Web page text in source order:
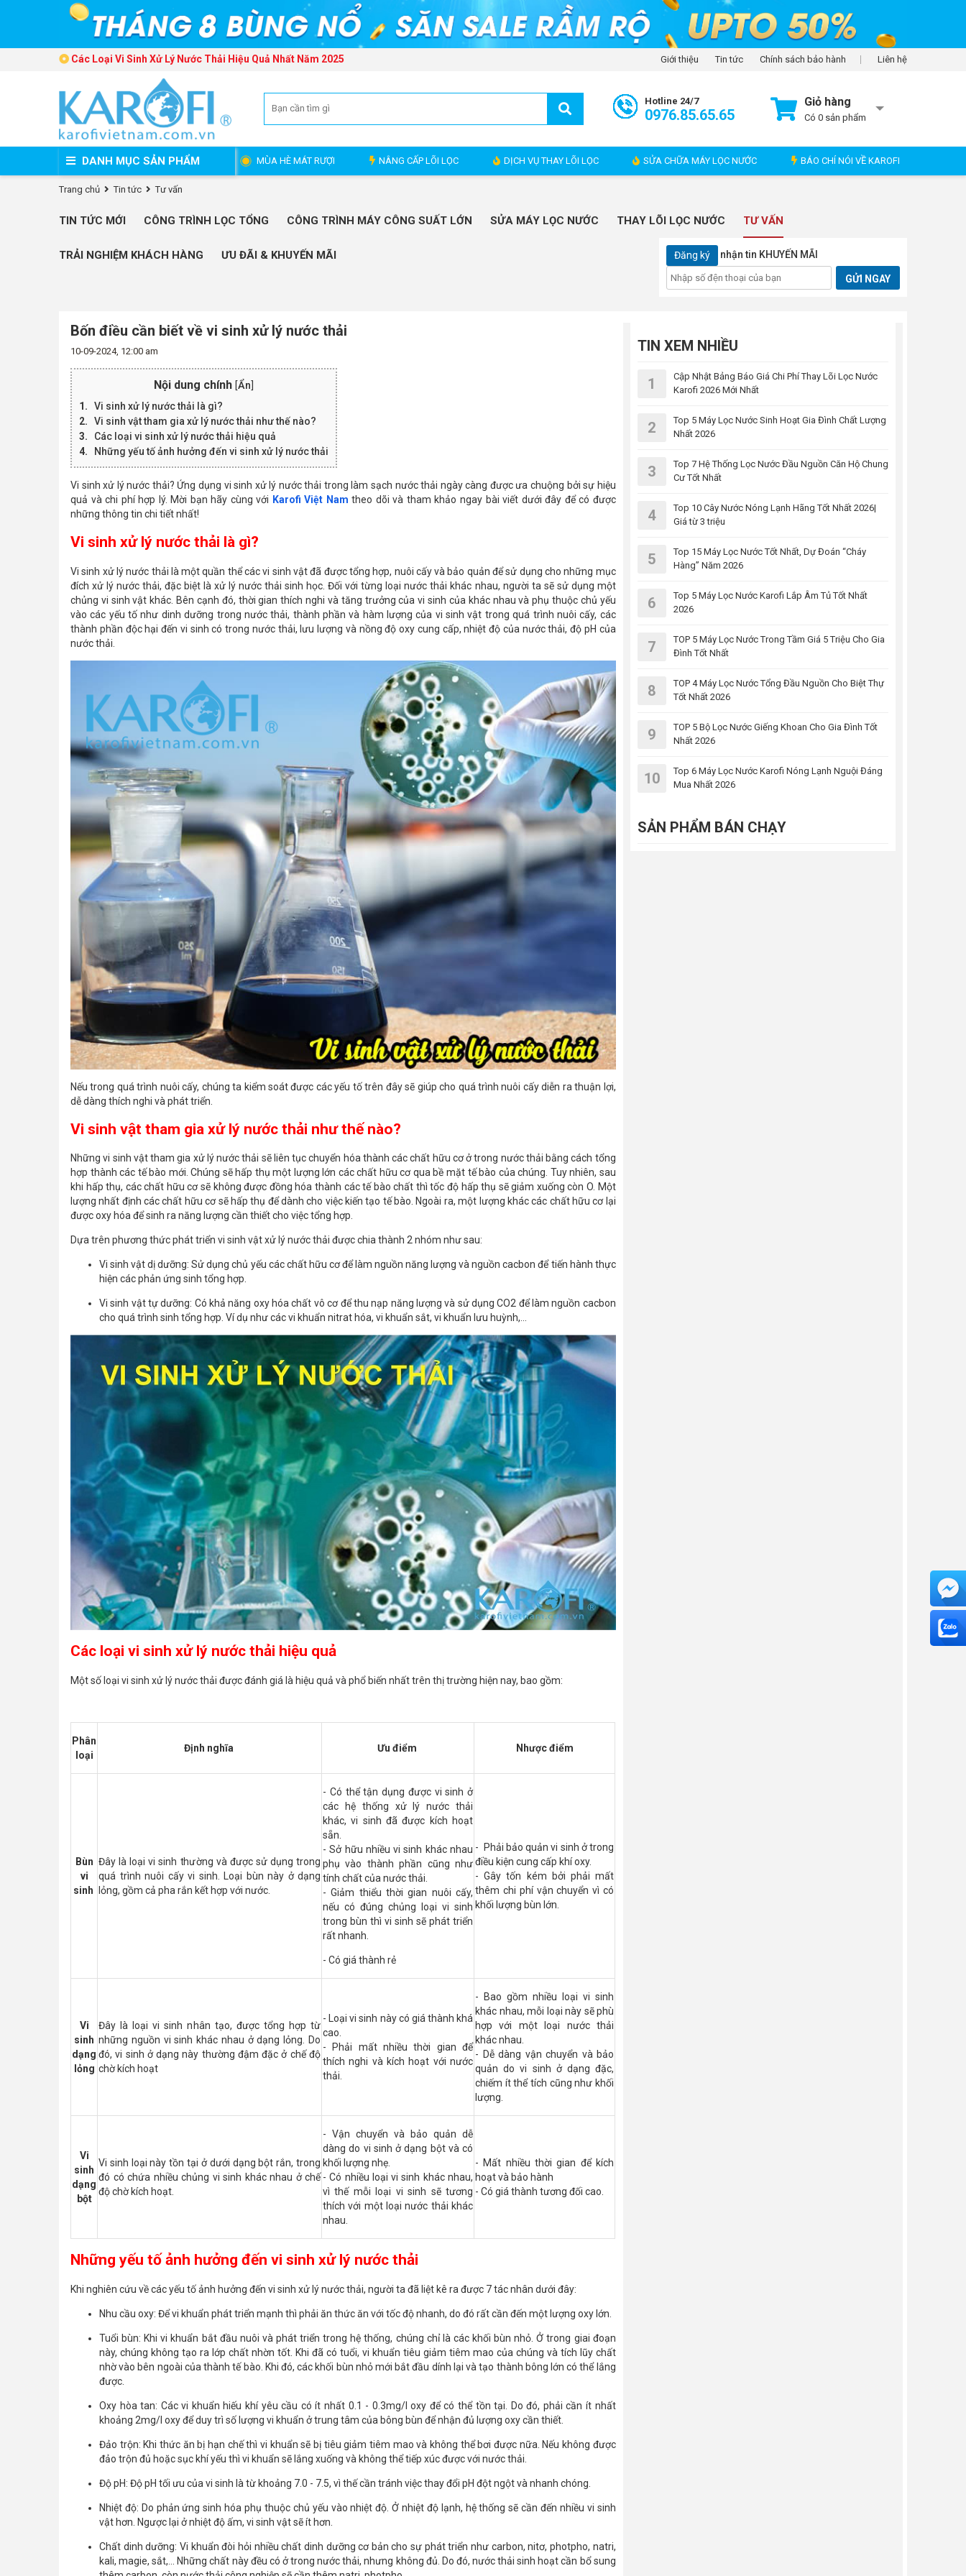
Giới thiệu Tin tức Chính sách bảo hành Liên hệ
Các Loại Vi Sinh Xử Lý Nước Thải Hiệu Quả Nhất Năm 2025
Hotline 24/7
0976.85.65.65
Giỏ hàng
Có 0 sản phẩm
DANH MỤC SẢN PHẨM MÙA HÈ MÁT RƯỢI NÂNG CẤP LÕI LỌC DỊCH VỤ THAY LÕI LỌC SỬA CHỮA MÁY LỌC NƯỚC BÁO CHÍ NÓI VỀ KAROFI
Trang chủ Tin tức Tư vấn
TIN TỨC MỚI CÔNG TRÌNH LỌC TỔNG CÔNG TRÌNH MÁY CÔNG SUẤT LỚN SỬA MÁY LỌC NƯỚC THAY LÕI LỌC NƯỚC TƯ VẤN
TRẢI NGHIỆM KHÁCH HÀNG ƯU ĐÃI & KHUYẾN MÃI Đăng ký nhận tin KHUYẾN MÃI
GỬI NGAY
Bốn điều cần biết về vi sinh xử lý nước thải
10-09-2024, 12:00 am
Nội dung chính [Ẩn
Vi sinh xử lý nước thải là gì?
Vi sinh vật tham gia xử lý nước thải như thế nào?
Các loại vi sinh xử lý nước thải hiệu quả
Những yếu tố ảnh hưởng đến vi sinh xử lý nước thải
Vi sinh xử lý nước thải? Ứng dụng vi sinh xử lý nước thải trong làm sạch nước thải ngày càng được ưa chuộng bởi sự hiệu
quả và chi phí hợp lý. Mời bạn hãy cùng với Karofi Việt Nam theo dõi và tham khảo ngay bài viết dưới đây để có được
những thông tin chi tiết nhất!
Vi sinh xử lý nước thải là gì?
Vi sinh xử lý nước thải là một quần thể các vi sinh vật đã được tổng hợp, nuôi cấy và bảo quản để sử dụng cho những mục
đích xử lý nước thải, đặc biệt là xử lý nước thải sinh học. Đối với từng loại nước thải khác nhau, người ta sẽ sử dụng một
chủng vi sinh vật khác. Bên cạnh đó, thời gian thích nghi và tăng trưởng của vi sinh của khác nhau và phụ thuộc chủ yếu
vào các yếu tố như dinh dưỡng trong nước thải, thành phần và hàm lượng của vi sinh vật trong quá trình nuôi cấy, các
thành phần độc hại đến vi sinh có trong nước thải, lưu lượng và nồng độ oxy cung cấp, nhiệt độ của nước thải, độ pH của
nước thải.
Nếu trong quá trình nuôi cấy, chúng ta kiểm soát được các yếu tố trên đây sẽ giúp cho quá trình nuôi cấy diễn ra thuận lợi,
dễ dàng thích nghi và phát triển.
Vi sinh vật tham gia xử lý nước thải như thế nào?
Những vi sinh vật tham gia xử lý nước thải sẽ liên tục chuyển hóa thành các chất hữu cơ ở trong nước thải bằng cách tổng
hợp thành các tế bào mới. Chúng sẽ hấp thụ một lượng lớn các chất hữu cơ qua bề mặt tế bào của chúng. Tuy nhiên, sau
khi hấp thụ, các chất hữu cơ sẽ không được đồng hóa thành các tế bào chất thì tốc độ hấp thụ sẽ giảm xuống còn O. Một
lượng nhất định các chất hữu cơ sẽ hấp thụ để dành cho việc kiến tạo tế bào. Ngoài ra, một lượng khác các chất hữu cơ lại
được oxy hóa để sinh ra năng lượng cần thiết cho việc tổng hợp.
Dựa trên phương thức phát triển vi sinh vật xử lý nước thải được chia thành 2 nhóm như sau:
Vi sinh vật dị dưỡng: Sử dụng chủ yếu các chất hữu cơ để làm nguồn năng lượng và nguồn cacbon để tiến hành thực
hiện các phản ứng sinh tổng hợp.
Vi sinh vật tự dưỡng: Có khả năng oxy hóa chất vô cơ để thu nạp năng lượng và sử dụng CO2 để làm nguồn cacbon
cho quá trình sinh tổng hợp. Ví dụ như các vi khuẩn nitrat hóa, vi khuẩn sắt, vi khuẩn lưu huỳnh,...
Các loại vi sinh xử lý nước thải hiệu quả
Một số loại vi sinh xử lý nước thải được đánh giá là hiệu quả và phổ biến nhất trên thị trường hiện nay, bao gồm:
Phân
loại
Định nghĩa Ưu điểm Nhược điểm
Bùn
vi
sinh
Đây là loại vi sinh thường và được sử dụng trong
quá trình nuôi cấy vi sinh. Loại bùn này ở dạng
lỏng, gồm cả pha rắn kết hợp với nước.
- Có thể tận dụng được vi sinh ở
các hệ thống xử lý nước thải
khác, vi sinh đã được kích hoạt
sẵn.
- Sở hữu nhiều vi sinh khác nhau
phụ vào thành phần cũng như
tính chất của nước thải.
- Giảm thiểu thời gian nuôi cấy,
nếu có đúng chủng loại vi sinh
trong bùn thì vi sinh sẽ phát triển
rất nhanh.
- Có giá thành rẻ
- Phải bảo quản vi sinh ở trong
điều kiện cung cấp khí oxy.
- Gây tốn kém bởi phải mất
thêm chi phí vận chuyển vì có
khối lượng bùn lớn.
Vi
sinh
dạng
lỏng
Đây là loại vi sinh nhân tạo, được tổng hợp từ
những nguồn vi sinh khác nhau ở dạng lỏng. Do
đó, vi sinh ở dạng này thường đậm đặc ở chế độ
chờ kích hoạt
- Loại vi sinh này có giá thành khá
cao.
- Phải mất nhiều thời gian để
thích nghi và kích hoạt với nước
thải.
- Bao gồm nhiều loại vi sinh
khác nhau, mỗi loại này sẽ phù
hợp với một loại nước thải
khác nhau.
- Dễ dàng vận chuyển và bảo
quản do vi sinh ở dạng đặc,
chiếm ít thể tích cũng như khối
lượng.
Vi
sinh
dạng
bột
Vi sinh loại này tồn tại ở dưới dạng bột rắn, trong
đó có chứa nhiều chủng vi sinh khác nhau ở chế
độ chờ kích hoạt.
- Vận chuyển và bảo quản dễ
dàng do vi sinh ở dạng bột và có
khối lượng nhẹ.
- Có nhiều loại vi sinh khác nhau,
vì thế mỗi loại vi sinh sẽ tương
thích với một loại nước thải khác
nhau.
- Mất nhiều thời gian để kích
hoạt và bảo hành
- Có giá thành tương đối cao.
Những yếu tố ảnh hưởng đến vi sinh xử lý nước thải
Khi nghiên cứu về các yếu tố ảnh hưởng đến vi sinh xử lý nước thải, người ta đã liệt kê ra được 7 tác nhân dưới đây:
Nhu cầu oxy: Để vi khuẩn phát triển mạnh thì phải ăn thức ăn với tốc độ nhanh, do đó rất cần đến một lượng oxy lớn.
Tuổi bùn: Khi vi khuẩn bắt đầu nuôi và phát triển trong hệ thống, chúng chỉ là các khối bùn nhỏ. Ở trong giai đoạn
này, chúng không tạo ra lớp chất nhờn tốt. Khi đã có tuổi, vi khuẩn tiêu giảm tiêm mao của chúng và tích lũy chất
nhờ vào bên ngoài của thành tế bào. Khi đó, các khối bùn nhỏ mới bắt đầu dính lại và tạo thành bông lớn có thể lắng
được.
Oxy hòa tan: Các vi khuẩn hiếu khí yêu cầu có ít nhất 0.1 - 0.3mg/l oxy để có thể tồn tại. Do đó, phải cần ít nhất
khoảng 2mg/l oxy để duy trì số lượng vi khuẩn ở trung tâm của bông bùn để nhận đủ lượng oxy cần thiết.
Đảo trộn: Khi thức ăn bị hạn chế thì vi khuẩn sẽ bị tiêu giảm tiêm mao và không thể bơi được nữa. Nếu không được
đảo trộn đủ hoặc sục khí yếu thì vi khuẩn sẽ lắng xuống và không thể tiếp xúc được với nước thải.
Độ pH: Độ pH tối ưu của vi sinh là từ khoảng 7.0 - 7.5, vì thế cần tránh việc thay đổi pH đột ngột và nhanh chóng.
Nhiệt độ: Do phản ứng sinh hóa phụ thuộc chủ yếu vào nhiệt độ. Ở nhiệt độ lạnh, hệ thống sẽ cần đến nhiều vi sinh
vật hơn. Ngược lại ở nhiệt độ ấm, vi sinh vật sẽ ít hơn.
Chất dinh dưỡng: Vi khuẩn đòi hỏi nhiều chất dinh dưỡng cơ bản cho sự phát triển như carbon, nitơ, photpho, natri,
kali, magie, sắt,... Những chất này đều có ở trong nước thải, nhưng không đủ. Do đó, nước thải sinh hoạt cần bổ sung
TIN XEM NHIỀU
1
Cập Nhật Bảng Báo Giá Chi Phí Thay Lõi Lọc Nước
Karofi 2026 Mới Nhất
2
Top 5 Máy Lọc Nước Sinh Hoạt Gia Đình Chất Lượng
Nhất 2026
3
Top 7 Hệ Thống Lọc Nước Đầu Nguồn Căn Hộ Chung
Cư Tốt Nhất
4
Top 10 Cây Nước Nóng Lạnh Hãng Tốt Nhất 2026|
Giá từ 3 triệu
5
Top 15 Máy Lọc Nước Tốt Nhất, Dự Đoán “Cháy
Hàng” Năm 2026
6
Top 5 Máy Lọc Nước Karofi Lắp Âm Tủ Tốt Nhất
2026
7
TOP 5 Máy Lọc Nước Trong Tầm Giá 5 Triệu Cho Gia
Đình Tốt Nhất
8
TOP 4 Máy Lọc Nước Tổng Đầu Nguồn Cho Biệt Thự
Tốt Nhất 2026
9
TOP 5 Bộ Lọc Nước Giếng Khoan Cho Gia Đình Tốt
Nhất 2026
10
Top 6 Máy Lọc Nước Karofi Nóng Lạnh Nguội Đáng
Mua Nhất 2026
SẢN PHẨM BÁN CHẠY